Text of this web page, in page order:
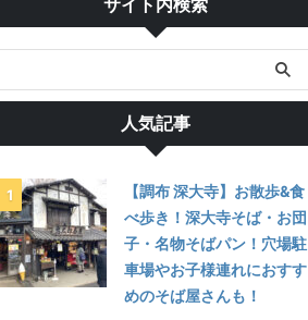
人気記事
【調布 深大寺】お散歩&食
べ歩き！深大寺そば・お団
子・名物そばパン！穴場駐
車場やお子様連れにおすす
めのそば屋さんも！